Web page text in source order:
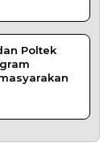
Poltek